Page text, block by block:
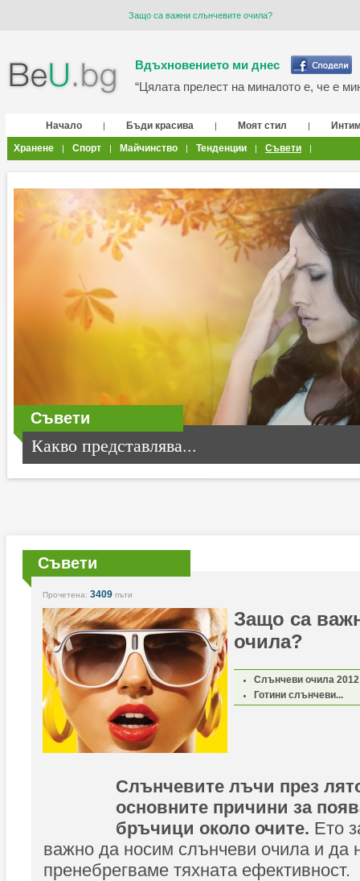
Защо са важни слънчевите очила?
Вдъхновението ми днес
“Цялата прелест на миналото е, че е
Начало | Бъди красива | Моят стил |
Хранене
| Спорт | Майчинство | Тенденции | Съвети |
Съвети
Какво представлява...
Съвети
Прочетена: 3409 пъти
Защо са
очила?
Слънчеви очила 2012
Готини слънчеви...
Слънчевите лъчи през
основните причини за
бръчици около очите. Ето
важно да носим слънчеви очила и да
пренебрегваме тяхната ефективност.